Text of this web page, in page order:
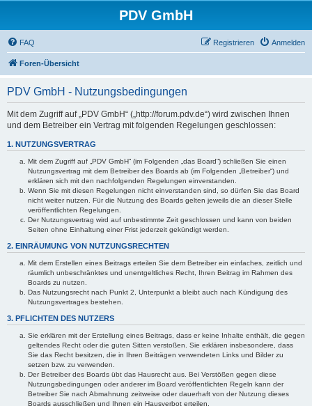
PDV GmbH
FAQ Anmelden
Registrieren
Foren-Übersicht
PDV GmbH - Nutzungsbedingungen
Mit dem Zugriff auf „PDV GmbH“ („http://forum.pdv.de“) wird zwischen Ihnen
und dem Betreiber ein Vertrag mit folgenden Regelungen geschlossen:
1. NUTZUNGSVERTRAG
Mit dem Zugriff auf „PDV GmbH“ (im Folgenden „das Board“) schließen Sie einen
Nutzungsvertrag mit dem Betreiber des Boards ab (im Folgenden „Betreiber“) und
erklären sich mit den nachfolgenden Regelungen einverstanden.
Wenn Sie mit diesen Regelungen nicht einverstanden sind, so dürfen Sie das Board
nicht weiter nutzen. Für die Nutzung des Boards gelten jeweils die an dieser Stelle
veröffentlichten Regelungen.
Der Nutzungsvertrag wird auf unbestimmte Zeit geschlossen und kann von beiden
Seiten ohne Einhaltung einer Frist jederzeit gekündigt werden.
2. EINRÄUMUNG VON NUTZUNGSRECHTEN
Mit dem Erstellen eines Beitrags erteilen Sie dem Betreiber ein einfaches, zeitlich und
räumlich unbeschränktes und unentgeltliches Recht, Ihren Beitrag im Rahmen des
Boards zu nutzen.
Das Nutzungsrecht nach Punkt 2, Unterpunkt a bleibt auch nach Kündigung des
Nutzungsvertrages bestehen.
3. PFLICHTEN DES NUTZERS
Sie erklären mit der Erstellung eines Beitrags, dass er keine Inhalte enthält, die gegen
geltendes Recht oder die guten Sitten verstoßen. Sie erklären insbesondere, dass
Sie das Recht besitzen, die in Ihren Beiträgen verwendeten Links und Bilder zu
setzen bzw. zu verwenden.
Der Betreiber des Boards übt das Hausrecht aus. Bei Verstößen gegen diese
Nutzungsbedingungen oder anderer im Board veröffentlichten Regeln kann der
Betreiber Sie nach Abmahnung zeitweise oder dauerhaft von der Nutzung dieses
Boards ausschließen und Ihnen ein Hausverbot erteilen.